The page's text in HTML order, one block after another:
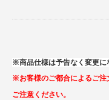
※商品仕様は予告なく変更に
※お客様のご都合によるご注
ご注意ください。